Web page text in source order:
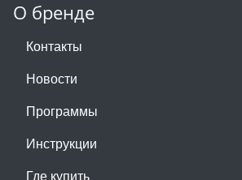
О бренде
Контакты
Новости
Программы
Инструкции
Где купить